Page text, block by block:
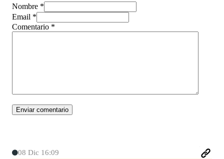
Nombre *
Email *
Comentario *
08 Dic 16:09